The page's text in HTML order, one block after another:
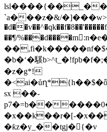
lsl����{��_�
`a���z�&/
��¶/
�b�ʻ�騱
�z�g*!
sx ��-
p7�=b��
�x��k��r�[-
�ƙz�y_��tgj�{�v